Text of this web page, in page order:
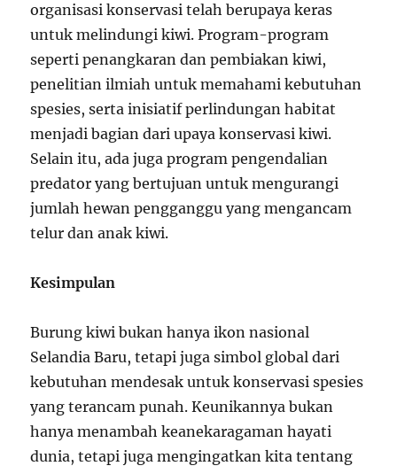
organisasi konservasi telah berupaya keras
untuk melindungi kiwi. Program-program
seperti penangkaran dan pembiakan kiwi,
penelitian ilmiah untuk memahami kebutuhan
spesies, serta inisiatif perlindungan habitat
menjadi bagian dari upaya konservasi kiwi.
Selain itu, ada juga program pengendalian
predator yang bertujuan untuk mengurangi
jumlah hewan pengganggu yang mengancam
telur dan anak kiwi.
Kesimpulan
Burung kiwi bukan hanya ikon nasional
Selandia Baru, tetapi juga simbol global dari
kebutuhan mendesak untuk konservasi spesies
yang terancam punah. Keunikannya bukan
hanya menambah keanekaragaman hayati
dunia, tetapi juga mengingatkan kita tentang